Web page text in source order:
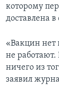
которому
доставлена
«Вакцин нет
не работают.
ничего из
заявил